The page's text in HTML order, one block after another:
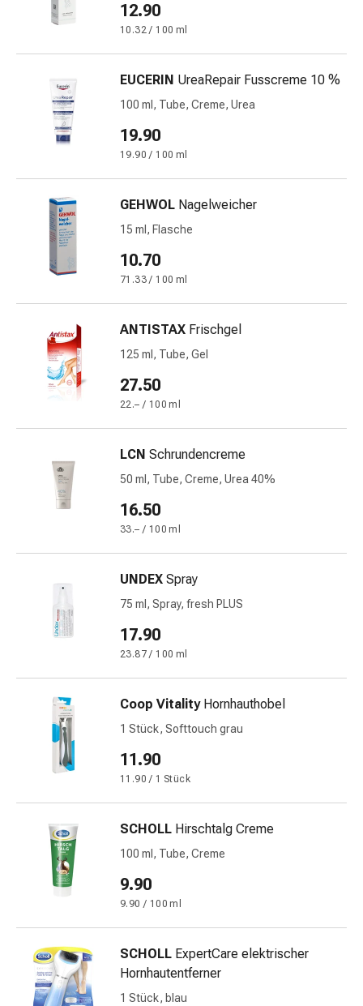
Augenentzündungen
Augenverbände
Augenhygiene
&
Kreislauf
Herztherapie
Kompressions-
Rauchstopp
Venenbeschwerden
Störung
Gedächtnis-
&
Konzentrationsstörung
Allergien
&
Heuschnupfen
Antiallergika
Haut
Magen-
Darm
Durchfall
Hämorrhoiden
Erbrechen
Blähungen
Krämpfe
Verstopfung
Medizinische
Hautpflege
Ekzeme
Warzen
Fusspilz
Narbenbehandlung
Trockene
Haut
12.90
10.32 / 100 ml
EUCERIN UreaRepair Fusscreme 10 %
100 ml, Tube, Creme, Urea
19.90
19.90 / 100 ml
GEHWOL Nagelweicher
15 ml, Flasche
10.70
71.33 / 100 ml
ANTISTAX Frischgel
125 ml, Tube, Gel
27.50
22.– / 100 ml
LCN Schrundencreme
50 ml, Tube, Creme, Urea 40%
16.50
33.– / 100 ml
UNDEX Spray
75 ml, Spray, fresh PLUS
17.90
23.87 / 100 ml
Coop Vitality Hornhauthobel
1 Stück, Softtouch grau
11.90
11.90 / 1 Stück
SCHOLL Hirschtalg Creme
100 ml, Tube, Creme
9.90
9.90 / 100 ml
SCHOLL ExpertCare elektrischer
Hornhautentferner
1 Stück, blau